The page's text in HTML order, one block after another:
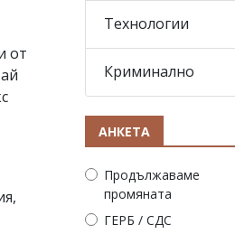
от
Технологии
Криминално
АНКЕТА
Продължаваме
промяната
ГЕРБ / СДС